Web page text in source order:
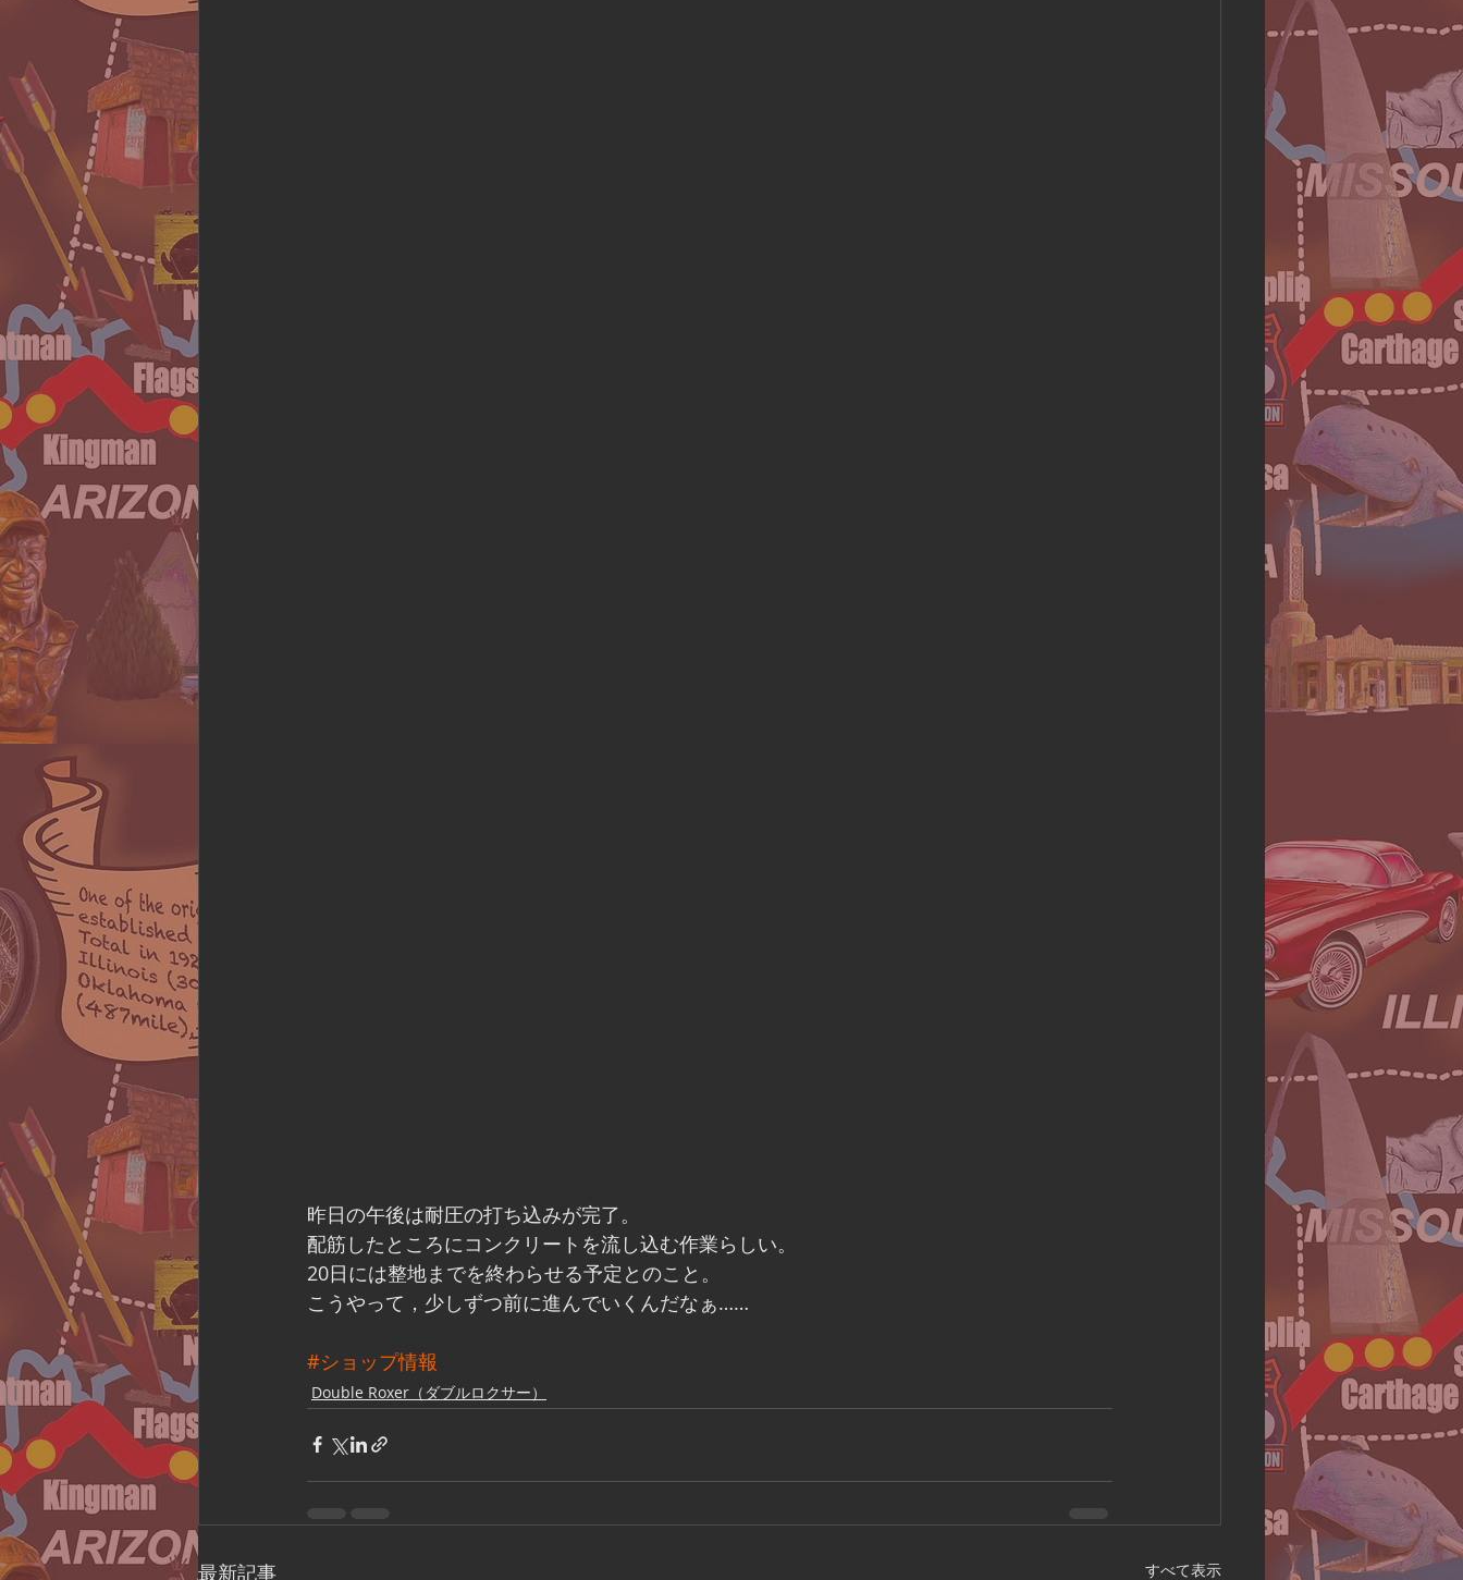
昨日の午後は耐圧の打ち込みが完了。
配筋したところにコンクリートを流し込む作業らしい。
20日には整地までを終わらせる予定とのこと。
こうやって，少しずつ前に進んでいくんだなぁ……
#ショップ情報
Double Roxer（ダブルロクサー）
最新記事 すべて表示